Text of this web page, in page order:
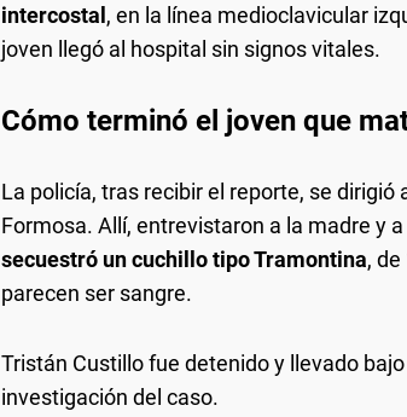
intercostal, en la línea medioclavicular
joven llegó al hospital sin signos vitales.
Cómo terminó el joven que
La policía, tras recibir el reporte, se
Formosa. Allí, entrevistaron a la madre y
secuestró un cuchillo tipo Tramontina,
parecen ser sangre.
Tristán Custillo fue detenido y llevado
investigación del caso.